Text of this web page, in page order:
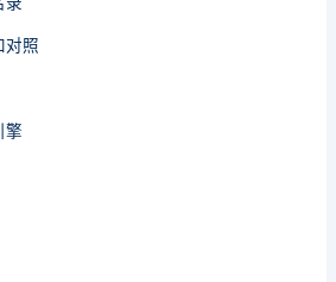
照
擎